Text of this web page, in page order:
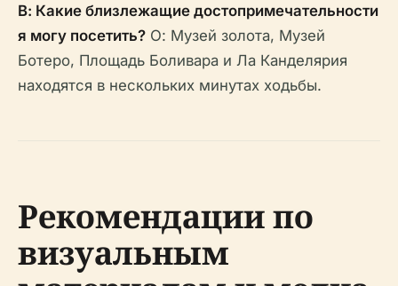
В: Какие близлежащие достопримечательности
я могу посетить? О: Музей золота, Музей
Ботеро, Площадь Боливара и Ла Канделярия
находятся в нескольких минутах ходьбы.
Рекомендации по
визуальным